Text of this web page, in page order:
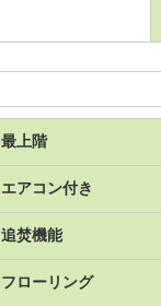
最上階
エアコン付き
追焚機能
フローリング